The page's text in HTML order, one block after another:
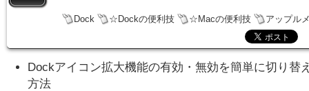
Dock ☆Dockの便利技 ☆Macの便利技 アップル
Dockアイコン拡大機能の有効・無効を簡単に切り替
方法